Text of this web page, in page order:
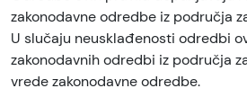
zakonodavne odredbe iz područja
U slučaju neusklađenosti odredbi
zakonodavnih odredbi iz područja
vrede zakonodavne odredbe.